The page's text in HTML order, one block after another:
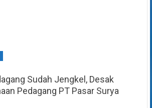
Sudah Jengkel, Desak
Pedagang PT Pasar Surya